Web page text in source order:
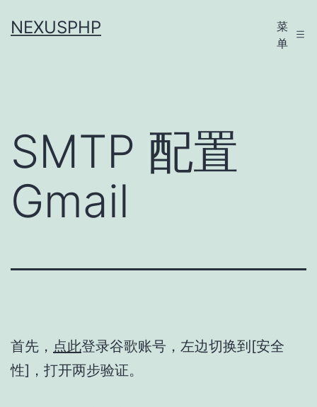
至NEXUSPHP
菜
单
SMTP 配置
Gmail
首先， 点此登录谷歌账号，左边切换到[安全
性]，打开两步验证。